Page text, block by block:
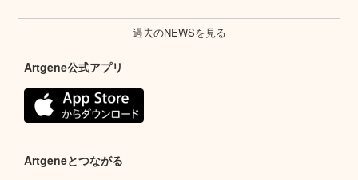
過去のNEWSを見る
Artgene公式アプリ
Artgeneとつながる